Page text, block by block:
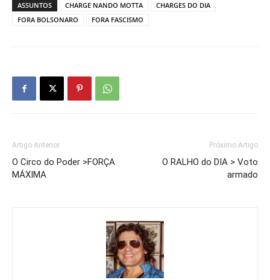
ASSUNTOS CHARGE NANDO MOTTA
CHARGES DO DIA
FORA BOLSONARO
FORA FASCISMO
Artigo Anterior
O Circo do Poder >FORÇA
MÁXIMA
Próximo Artigo
O RALHO do DIA > Voto
armado